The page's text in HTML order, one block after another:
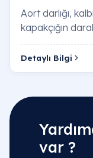
Aort darlığı,
kapakçığın
kalbin vücuda
Detaylı Bilgi
var ?